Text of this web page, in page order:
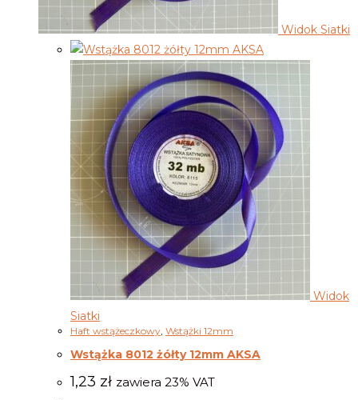
Widok Siatki
Widok
Siatki
Haft wstążeczkowy Wstążki 12mm
Wstążka 8012 żółty 12mm AKSA
1,23 zł zawiera 23% VAT